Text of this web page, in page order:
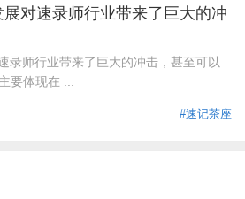
对速录师行业带来了巨大的冲
录师行业带来了巨大的冲击，甚至可以
要体现在 ...
#速记茶座